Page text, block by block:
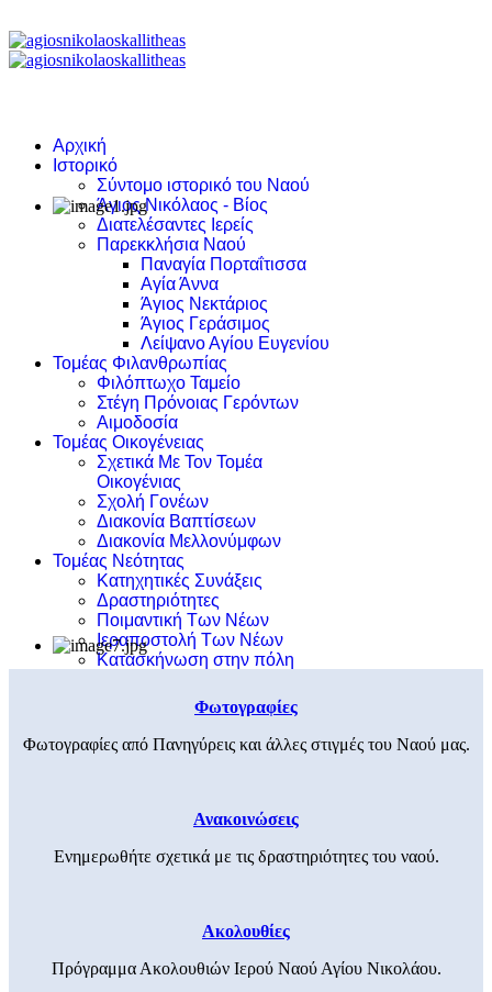
Αρχική
Ιστορικό
Σύντομο ιστορικό του Ναού
Άγιος Νικόλαος - Βίος
Διατελέσαντες Ιερείς
Παρεκκλήσια Ναού
Παναγία Πορταΐτισσα
Αγία Άννα
Άγιος Νεκτάριος
Άγιος Γεράσιμος
Λείψανο Αγίου Ευγενίου
Τομέας Φιλανθρωπίας
Φιλόπτωχο Ταμείο
Στέγη Πρόνοιας Γερόντων
Αιμοδοσία
Τομέας Οικογένειας
Σχετικά Με Τον Τομέα
Οικογένιας
Σχολή Γονέων
Διακονία Βαπτίσεων
Διακονία Μελλονύμφων
Τομέας Νεότητας
Κατηχητικές Συνάξεις
Δραστηριότητες
Ποιμαντική Των Νέων
Ιεραποστολή Των Νέων
Κατασκήνωση στην πόλη
Φωτογραφίες
Φωτογραφίες από Πανηγύρεις και άλλες στιγμές του Ναού μας.
Ανακοινώσεις
Ενημερωθήτε σχετικά με τις δραστηριότητες του ναού.
Ακολουθίες
Πρόγραμμα Ακολουθιών Ιερού Ναού Αγίου Νικολάου.